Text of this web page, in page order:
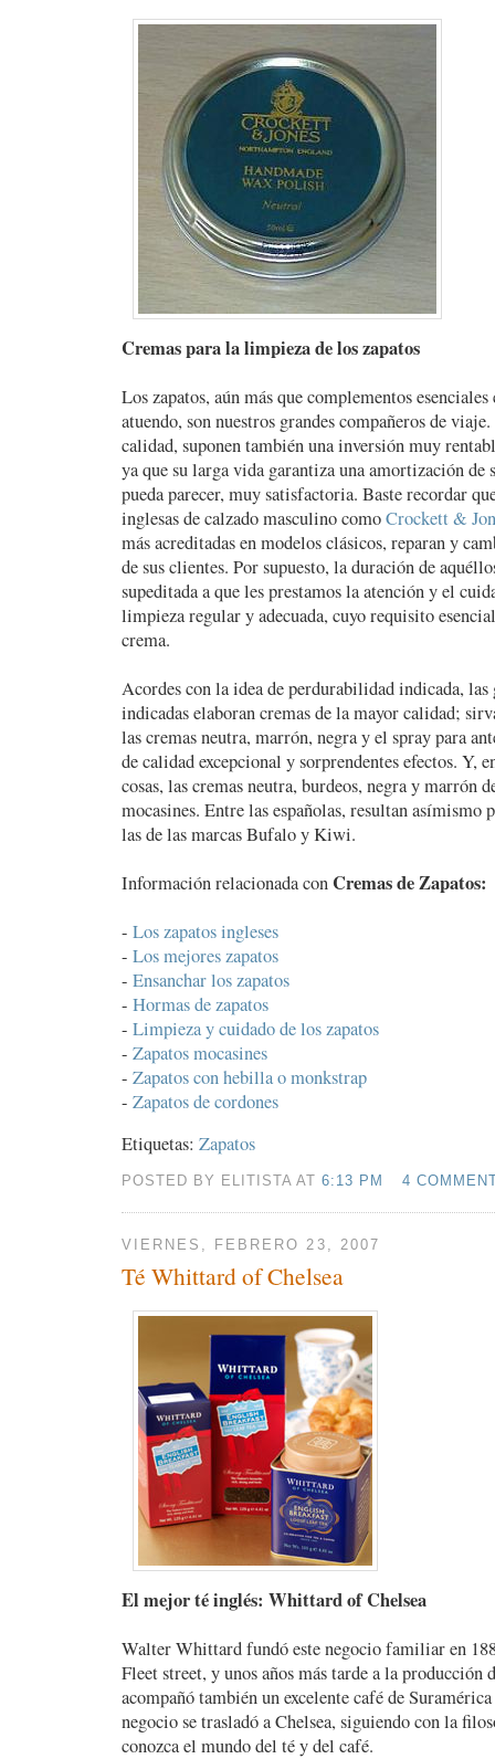
Cremas para la limpieza de los zapatos
Los zapatos, aún más que complementos
atuendo, son nuestros grandes compañeros de
calidad, suponen también una inversión muy
ya que su larga vida garantiza una amortización de
pueda parecer, muy satisfactoria. Baste recordar
inglesas de calzado masculino comoCrockett &
más acreditadas en modelos clásicos, reparan y
de sus clientes. Por supuesto, la duración de
supeditada a que les prestamos la atención y el
limpieza regular y adecuada, cuyo requisito
crema.
Acordes con la idea de perdurabilidad indicada, las
indicadas elaboran cremas de la mayor calidad;
las cremas neutra, marrón, negra y el spray para
de calidad excepcional y sorprendentes efectos. Y,
cosas, las cremas neutra, burdeos, negra y marrón
mocasines. Entre las españolas, resultan asímismo
las de las marcas Bufalo y Kiwi.
Información relacionada conCremas de Zapatos:
- Los zapatos ingleses
- Los mejores zapatos
- Ensanchar los zapatos
- Hormas de zapatos
- Limpieza y cuidado de los zapatos
- Zapatos mocasines
- Zapatos con hebilla o monkstrap
- Zapatos de cordones
Etiquetas: Zapatos
POSTED BY ELITISTA AT6:13 PM 4
VIERNES, FEBRERO 23, 2007
Té Whittard of Chelsea
El mejor té inglés: Whittard of Chelsea
Walter Whittard fundó este negocio familiar en
Fleet street, y unos años más tarde a la producción
acompañó también un excelente café de
negocio se trasladó a Chelsea, siguiendo con la
conozca el mundo del té y del café.